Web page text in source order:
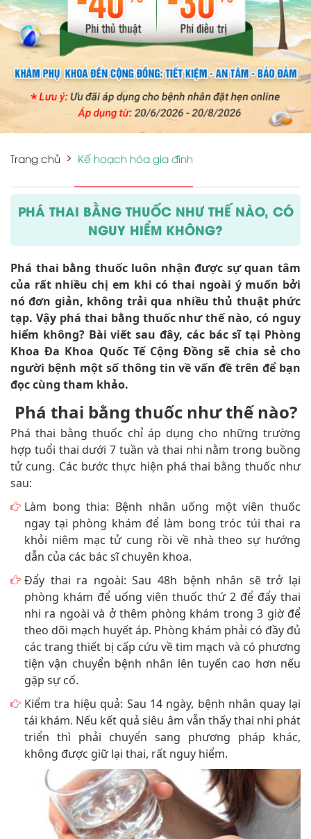
Trang chủ Kế hoạch hóa gia đình
PHÁ THAI BẰNG THUỐC NHƯ THẾ NÀO, CÓ
NGUY HIỂM KHÔNG?
Phá thai bằng thuốc luôn nhận được sự quan tâm
của rất nhiều chị em khi có thai ngoài ý muốn bởi
nó đơn giản, không trải qua nhiều thủ thuật phức
tạp. Vậy phá thai bằng thuốc như thế nào, có nguy
hiểm không? Bài viết sau đây, các bác sĩ tại Phòng
Khoa Đa Khoa Quốc Tế Cộng Đồng sẽ chia sẻ cho
người bệnh một số thông tin về vấn đề trên để bạn
đọc cùng tham khảo.
Phá thai bằng thuốc như thế nào?
Phá thai bằng thuốc chỉ áp dụng cho những trường
hợp tuổi thai dưới 7 tuần và thai nhi nằm trong buồng
tử cung. Các bước thực hiện phá thai bằng thuốc như
sau:
Làm bong thia: Bệnh nhân uống một viên thuốc
ngay tại phòng khám để làm bong tróc túi thai ra
khỏi niêm mạc tử cung rồi về nhà theo sự hướng
dẫn của các bác sĩ chuyên khoa.
Đẩy thai ra ngoài: Sau 48h bệnh nhân sẽ trở lại
phòng khám để uống viên thuốc thứ 2 để đẩy thai
nhi ra ngoài và ở thêm phòng khám trong 3 giờ để
theo dõi mạch huyết áp. Phòng khám phải có đầy đủ
các trang thiết bị cấp cứu về tim mạch và có phương
tiện vận chuyển bệnh nhân lên tuyến cao hơn nếu
gặp sự cố.
Kiểm tra hiệu quả: Sau 14 ngày, bệnh nhân quay lại
tái khám. Nếu kết quả siêu âm vẫn thấy thai nhi phát
triển thì phải chuyển sang phương pháp khác,
không được giữ lại thai, rất nguy hiểm.